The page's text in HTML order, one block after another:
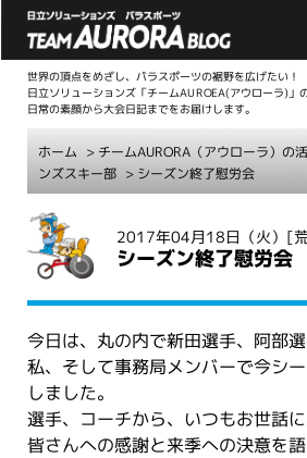
世界の頂点をめざし、パラスポーツの裾野を広げたい！
日立ソリューションズ「チームAUROEA(アウローラ)」
日常の素顔から大会日記までをお届けします。
ホーム > チームAURORA（アウローラ）の
ンズスキー部 > シーズン終了慰労会
2017年04月18日（火） [
シーズン終了慰労会
今日は、丸の内で新田選手、阿部
私、そして事務局メンバーで今シ
しました。
選手、コーチから、いつもお世話
皆さんへの感謝と来季への決意を語